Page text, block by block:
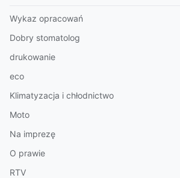
Wykaz opracowań
Dobry stomatolog
drukowanie
eco
Klimatyzacja i chłodnictwo
Moto
Na imprezę
O prawie
RTV